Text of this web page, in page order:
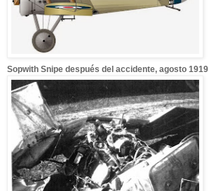
Sopwith Snipe después del accidente, agosto 1919